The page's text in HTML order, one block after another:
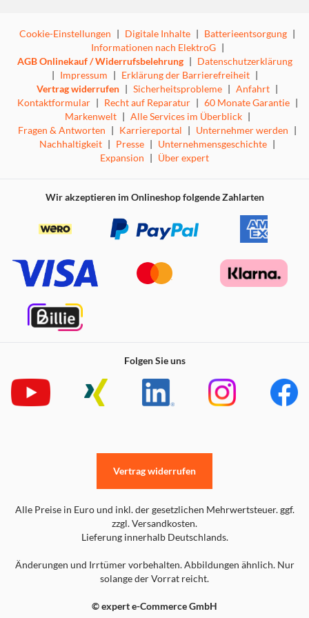
Cookie-Einstellungen | Digitale Inhalte | Batterieentsorgung |
Informationen nach ElektroG |
AGB Onlinekauf / Widerrufsbelehrung | Datenschutzerklärung
| Impressum | Erklärung der Barrierefreiheit |
Vertrag widerrufen | Sicherheitsprobleme | Anfahrt |
Kontaktformular | Recht auf Reparatur | 60 Monate Garantie |
Markenwelt | Alle Services im Überblick |
Fragen & Antworten | Karriereportal | Unternehmer werden |
Nachhaltigkeit | Presse | Unternehmensgeschichte |
Expansion | Über expert
Wir akzeptieren im Onlineshop folgende Zahlarten
Folgen Sie uns
Alle Preise in Euro und inkl. der gesetzlichen Mehrwertsteuer. ggf.
zzgl. Versandkosten.
Lieferung innerhalb Deutschlands.
Änderungen und Irrtümer vorbehalten. Abbildungen ähnlich. Nur
solange der Vorrat reicht.
© expert e-Commerce GmbH
Vertrag widerrufen